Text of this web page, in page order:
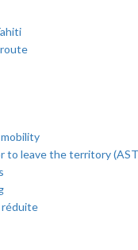
to leave the territory
réduite